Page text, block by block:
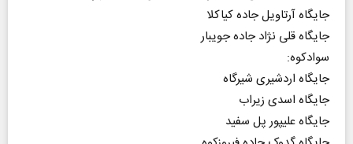
جایگاه آرتاویل جاده کیاکلا
جایگاه قلی نژاد جاده جویبار
سوادکوه:
جایگاه اردشیری شیرگاه
جایگاه اسدی زیراب
جایگاه علیپور پل سفید